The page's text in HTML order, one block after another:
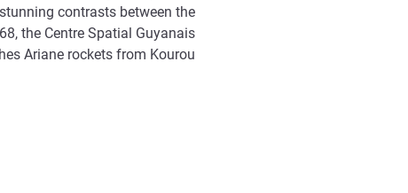
contrasts between the
the Centre Spatial Guyanais
Ariane rockets from Kourou!